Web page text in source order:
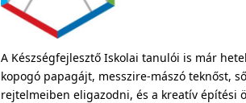
A Készségfejlesztő Iskolai tanulói is már
kopogó papagájt, messzire-mászó teknőst,
rejtelmeiben eligazodni, és a kreatív építési